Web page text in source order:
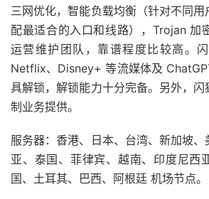
三网优化，智能负载均衡（针对不同
配最适合的入口和线路），Trojan 加
运营维护团队，靠谱程度比较高。
Netflix、Disney+ 等流媒体及
具解锁，解锁能力十分完备。另外，
制业务提供。
服务器：香港、日本、台湾、新加坡
亚、泰国、菲律宾、越南、印度尼西
国、土耳其、巴西、阿根廷 机场节点。